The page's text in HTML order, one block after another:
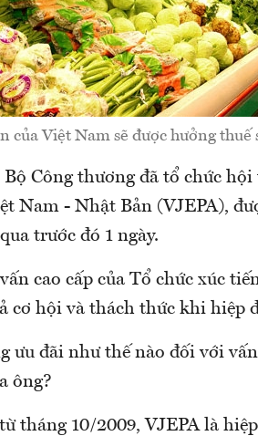
của Việt Nam sẽ được hưởng thuế
Công thương đã tổ chức
Nam - Nhật Bản (VJEPA),
trước đó 1 ngày.
cao cấp của Tổ chức xúc
cơ hội và thách thức khi hiệp
ưu đãi như thế nào đối với
ông?
tháng 10/2009, VJEPA là